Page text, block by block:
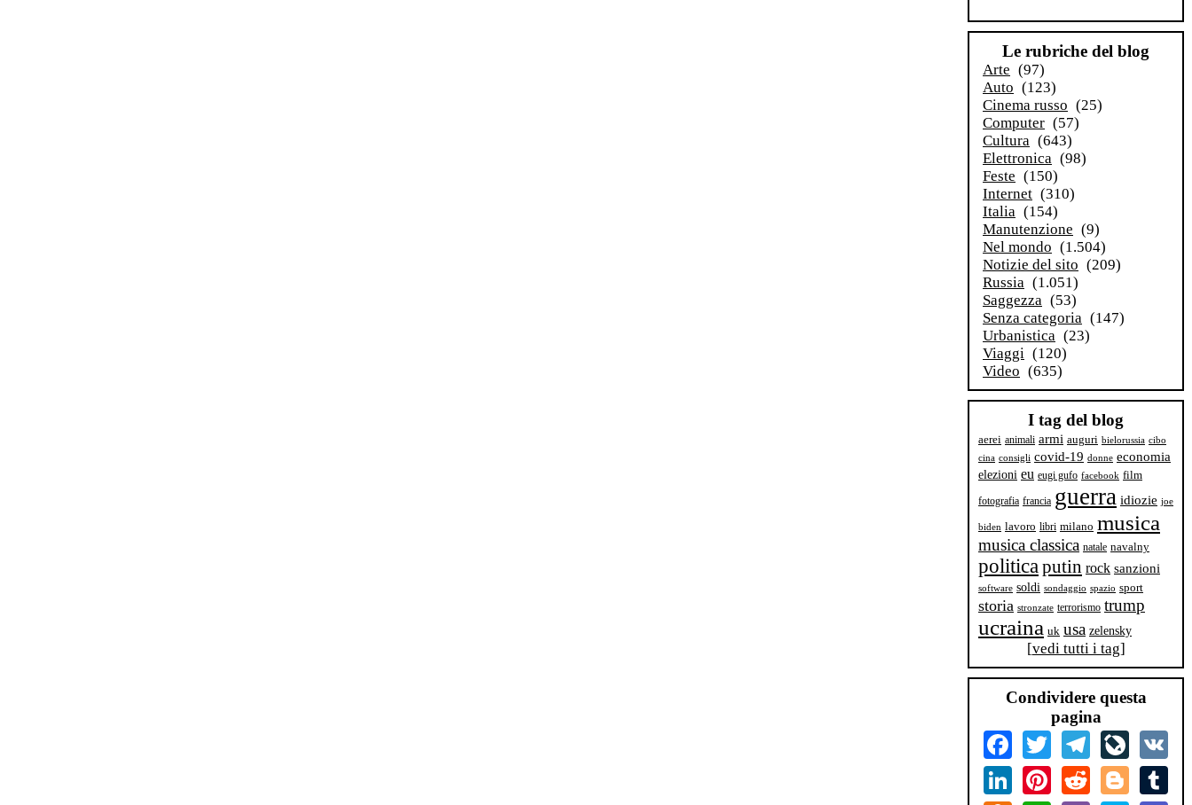
Le rubriche del blog
Arte (97)
Auto (123)
Cinema russo (25)
Computer (57)
Cultura (643)
Elettronica (98)
Feste (150)
Internet (310)
Italia (154)
Manutenzione (9)
Nel mondo (1.504)
Notizie del sito (209)
Russia (1.051)
Saggezza (53)
Senza categoria (147)
Urbanistica (23)
Viaggi (120)
Video (635)
I tag del blog
aerei animali armi auguri bielorussia cibo
cina consigli covid-19 donne economia
elezioni eu eugi gufo facebook film
fotografia francia guerra idiozie joe
biden lavoro libri milano musica
musica classica natale navalny
politicaputin rock sanzioni
software soldi sondaggio spazio sport
storia stronzate terrorismo trump
ucraina uk usa zelensky
[vedi tutti i tag]
Condividere questa
pagina
FacebookTwitter Telegram
LinkedInPinterestReddit Blogger